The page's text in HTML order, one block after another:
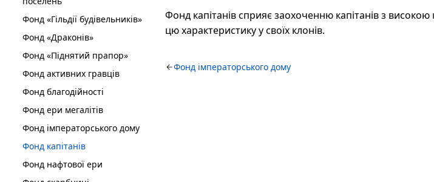
Фонд «Гільдії будівельників»
Фонд «Драконів»
Фонд «Піднятий прапор»
Фонд активних гравців
Фонд благодійності
Фонд ери мегалітів
Фонд імператорського дому
Фонд капітанів
Фонд нафтової ери
Фонд капітанів сприяє заохоченню капітанів з
цю характеристику у своїх клонів.
Фонд імператорського дому